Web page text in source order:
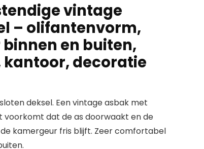
vintage
– olifantenvorm,
en buiten,
decoratie
deksel. Een vintage asbak met
voorkomt dat de as doorwaakt en de
kamergeur fris blijft. Zeer comfortabel